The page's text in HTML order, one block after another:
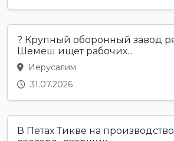
? Крупный оборонный завод
Шемеш ищет рабочих...
Иерусалим
31.07.2026
В Петах Тикве на производство